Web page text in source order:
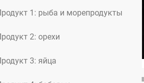
1: рыба и морепродукты
2: орехи
3: яйца
Пластические хирурги